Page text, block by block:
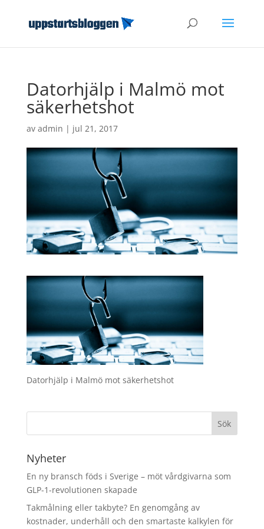
Datorhjälp i Malmö mot
säkerhetshot
av admin | jul 21, 2017
Datorhjälp i Malmö mot säkerhetshot
Nyheter
En ny bransch föds i Sverige – möt vårdgivarna som
GLP-1-revolutionen skapade
Takmålning eller takbyte? En genomgång av
kostnader, underhåll och den smartaste kalkylen för